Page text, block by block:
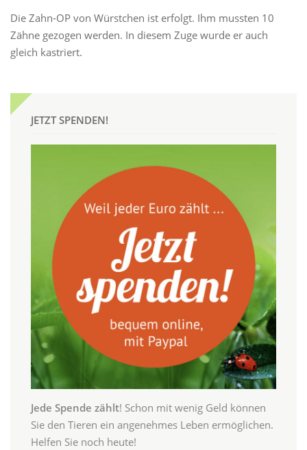
Die Zahn-OP von Würstchen ist erfolgt. Ihm mussten 10
Zähne gezogen werden. In diesem Zuge wurde er auch
gleich kastriert.
JETZT SPENDEN!
Jede Spende zählt! Schon mit wenig Geld können
Sie den Tieren ein angenehmes Leben ermöglichen.
Helfen Sie noch heute!